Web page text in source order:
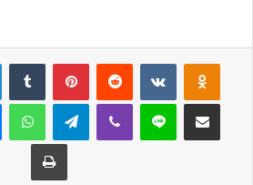
LinkedInTumblr PinterestReddit VKontakte
MessengerWhatsAppTelegramViber Line E-Posta ile
Yazdır